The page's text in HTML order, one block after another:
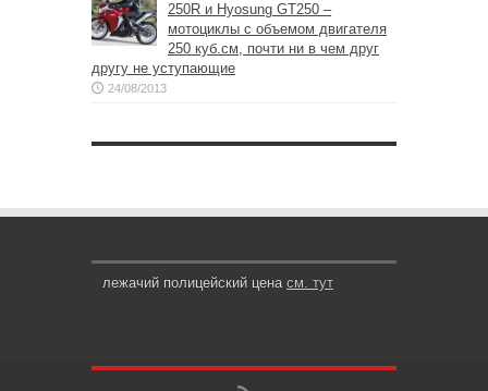
250R и Hyosung GT250 –
мотоциклы с объемом двигателя
250 куб.см, почти ни в чем друг
другу не уступающие
24/08/2013
лежачий полицейский цена см. тут